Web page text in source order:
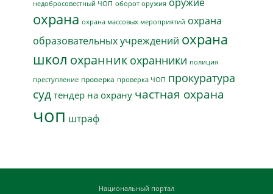
недобросовестный ЧОП оборот оружия
охрана охрана массовых мероприятий охрана
образовательных учреждений охрана
школ охранник охранники полиция
преступление проверка проверка ЧОП прокуратура
суд тендер на охрану частная охрана
чоп штраф
Национальный портал